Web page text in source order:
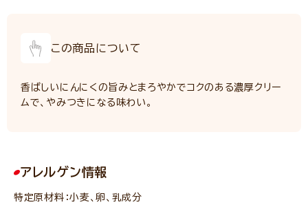
この商品について
香ばしいにんにくの旨みとまろやかでコクのある濃厚クリー
ムで、やみつきになる味わい。
アレルゲン情報
特定原材料：小麦、卵、乳成分